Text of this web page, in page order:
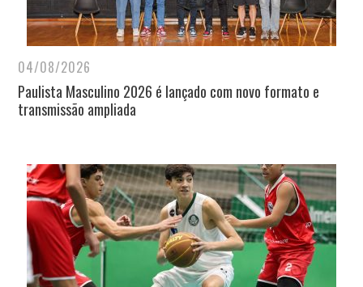
04/08/2026
Paulista Masculino 2026 é lançado com novo formato e
transmissão ampliada